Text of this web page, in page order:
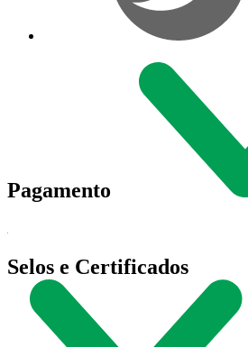
Pagamento
Selos e Certificados